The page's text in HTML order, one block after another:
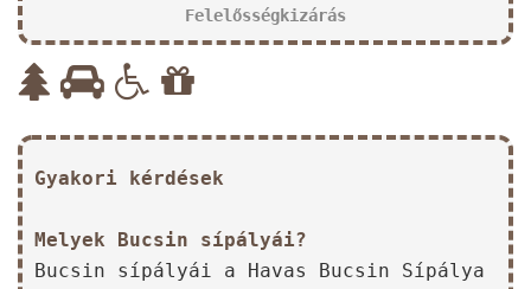
Felelősségkizárás
Gyakori kérdések
Melyek Bucsin sípályái?
Bucsin sípályái a Havas Bucsin Sípálya